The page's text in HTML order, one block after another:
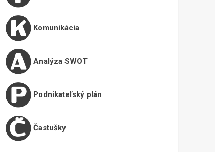
Komunikácia
Analýza SWOT
Podnikateľský plán
Častušky